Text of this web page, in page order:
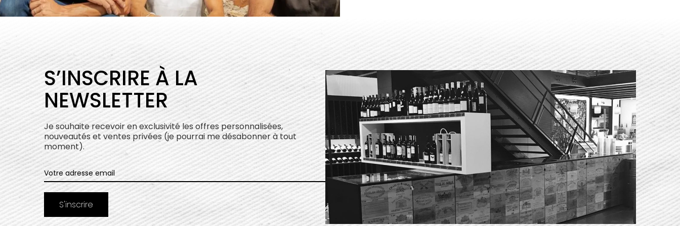
S’INSCRIRE À LA
NEWSLETTER
Je souhaite recevoir en exclusivité les offres personnalisées,
nouveautés et ventes privées (je pourrai me désabonner à tout
moment).